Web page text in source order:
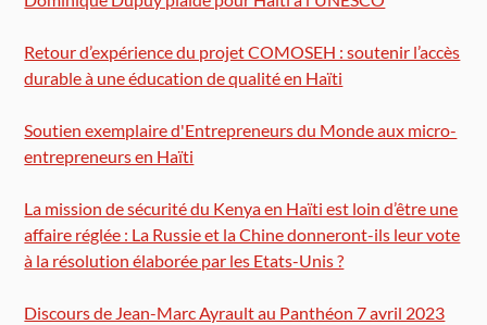
Retour d’expérience du projet COMOSEH : soutenir l’accès
durable à une éducation de qualité en Haïti
Soutien exemplaire d'Entrepreneurs du Monde aux micro-
entrepreneurs en Haïti
La mission de sécurité du Kenya en Haïti est loin d’être une
affaire réglée : La Russie et la Chine donneront-ils leur vote
à la résolution élaborée par les Etats-Unis ?
Discours de Jean-Marc Ayrault au Panthéon 7 avril 2023